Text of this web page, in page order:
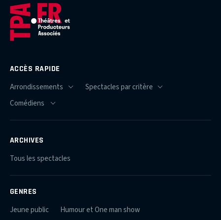
ACCÈS RAPIDE
ARCHIVES
Tous les spectacles
GENRES
Jeune public
Humour et One man show